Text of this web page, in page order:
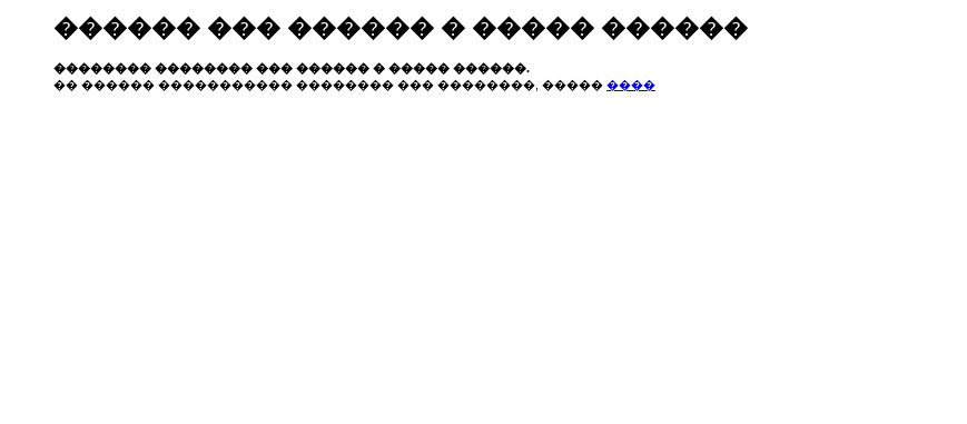
������ ��� ������ � ����� ������
�������� �������� ��� ������ � ����� ������.
�� ������ ����������� �������� ��� ��������, ����� ����